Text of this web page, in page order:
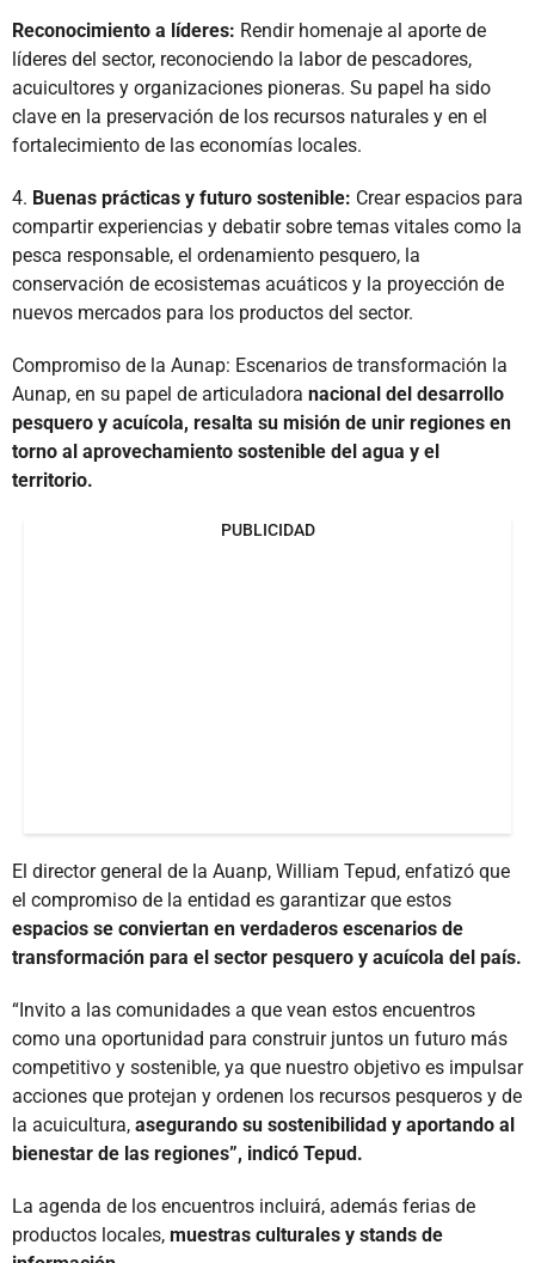
Reconocimiento a líderes: Rendir homenaje al aporte de
líderes del sector, reconociendo la labor de pescadores,
acuicultores y organizaciones pioneras. Su papel ha sido
clave en la preservación de los recursos naturales y en el
fortalecimiento de las economías locales.
4. Buenas prácticas y futuro sostenible: Crear espacios para
compartir experiencias y debatir sobre temas vitales como la
pesca responsable, el ordenamiento pesquero, la
conservación de ecosistemas acuáticos y la proyección de
nuevos mercados para los productos del sector.
Compromiso de la Aunap: Escenarios de transformación la
Aunap, en su papel de articuladora nacional del desarrollo
pesquero y acuícola, resalta su misión de unir regiones en
torno al aprovechamiento sostenible del agua y el
territorio.
PUBLICIDAD
El director general de la Auanp, William Tepud, enfatizó que
el compromiso de la entidad es garantizar que estos
espacios se conviertan en verdaderos escenarios de
transformación para el sector pesquero y acuícola del país.
“Invito a las comunidades a que vean estos encuentros
como una oportunidad para construir juntos un futuro más
competitivo y sostenible, ya que nuestro objetivo es impulsar
acciones que protejan y ordenen los recursos pesqueros y de
la acuicultura, asegurando su sostenibilidad y aportando al
bienestar de las regiones”, indicó Tepud.
La agenda de los encuentros incluirá, además ferias de
productos locales, muestras culturales y stands de